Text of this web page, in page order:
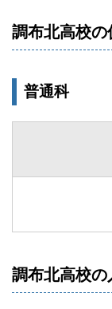
調布北高校
普通科
調布北高校